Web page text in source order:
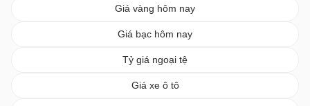
Giá vàng hôm nay
Giá bạc hôm nay
Tỷ giá ngoại tệ
Giá xe ô tô